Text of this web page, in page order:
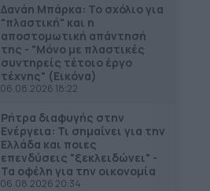
Δανάη Μπάρκα: Το σχόλιο για
"πλαστική" και η
αποστομωτική απάντησή
της - "Μόνο με πλαστικές
συντηρείς τέτοιο έργο
τέχνης" (Εικόνα)
06.08.2026 18:22
Ρήτρα διαφυγής στην
Ενέργεια: Τι σημαίνει για την
Ελλάδα και ποιες
επενδύσεις "ξεκλειδώνει" -
Τα οφέλη για την οικονομία
06.08.2026 20:34